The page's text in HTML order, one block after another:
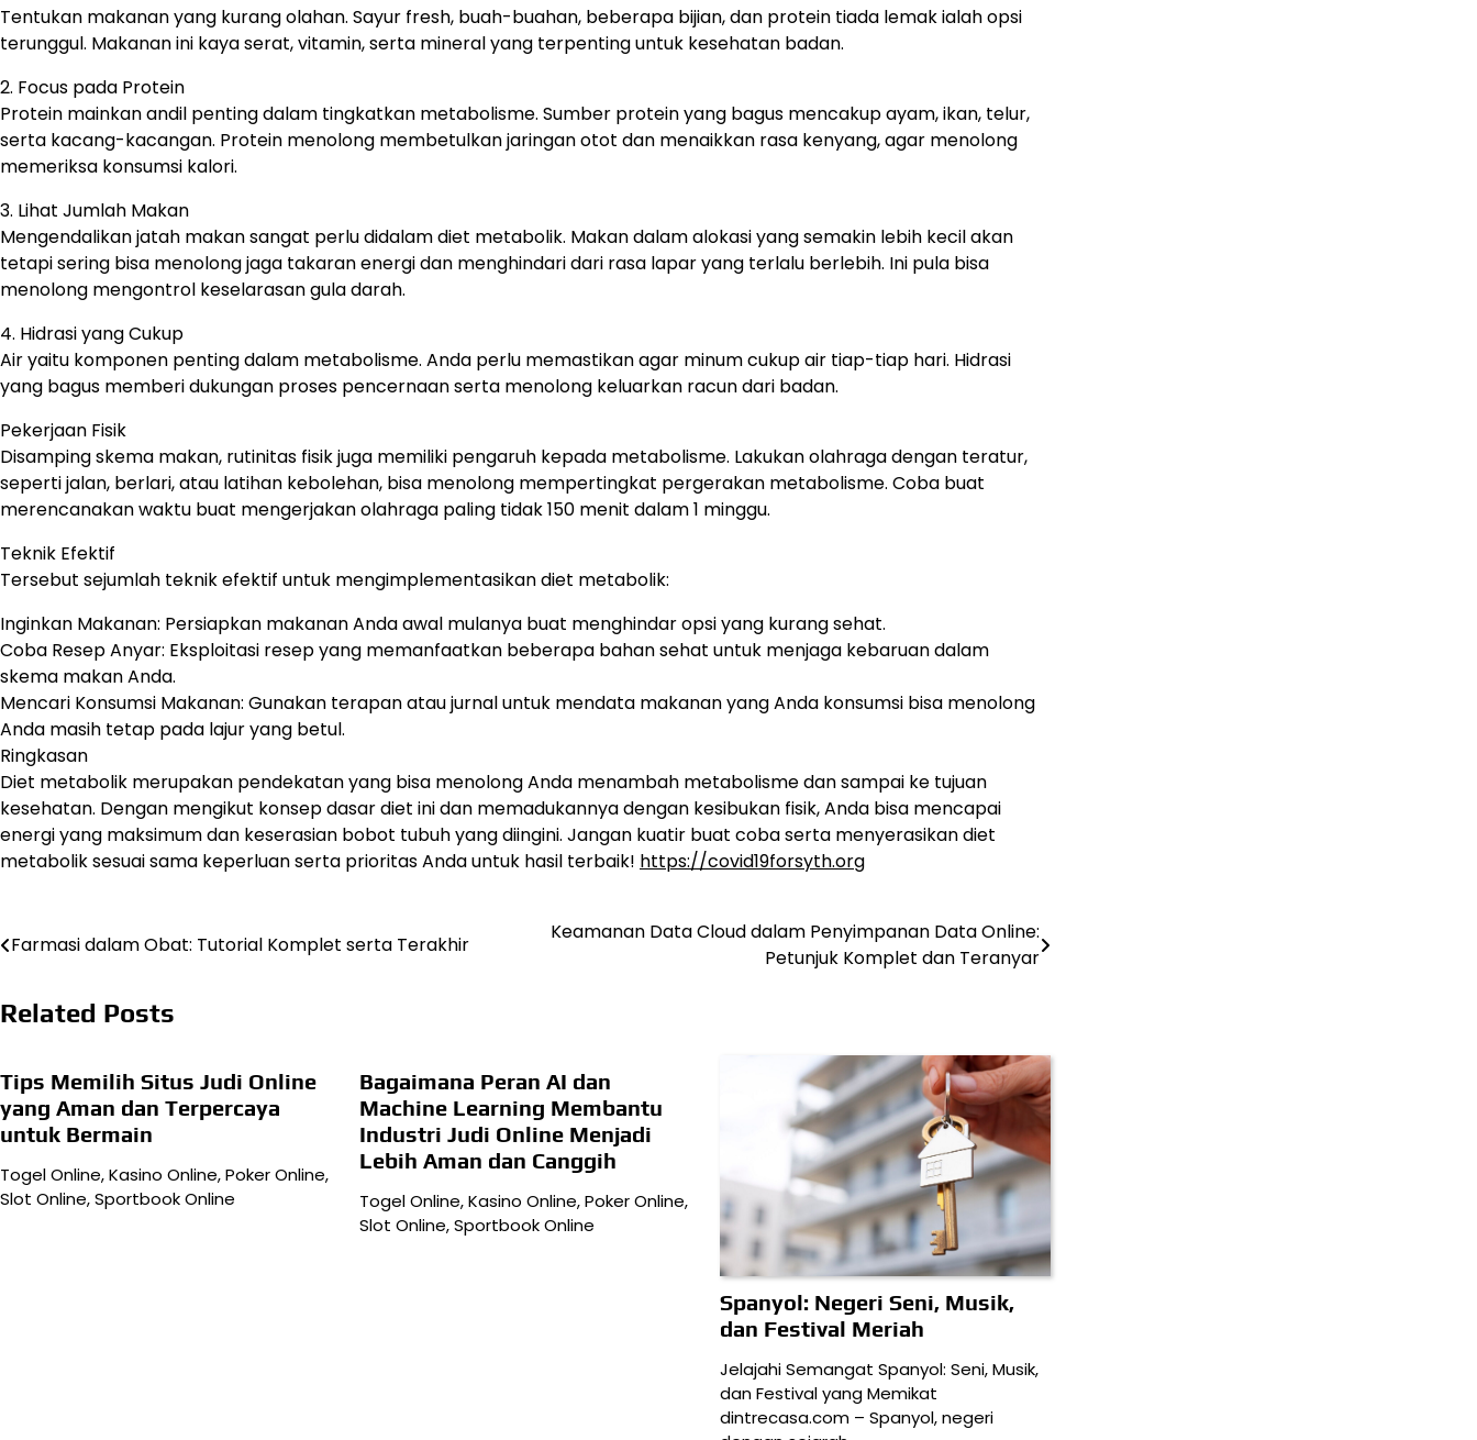
Tentukan makanan yang kurang olahan. Sayur fresh, buah-buahan, beberapa bijian, dan protein tiada lemak ialah opsi
terunggul. Makanan ini kaya serat, vitamin, serta mineral yang terpenting untuk kesehatan badan.
2. Focus pada Protein
Protein mainkan andil penting dalam tingkatkan metabolisme. Sumber protein yang bagus mencakup ayam, ikan, telur,
serta kacang-kacangan. Protein menolong membetulkan jaringan otot dan menaikkan rasa kenyang, agar menolong
memeriksa konsumsi kalori.
3. Lihat Jumlah Makan
Mengendalikan jatah makan sangat perlu didalam diet metabolik. Makan dalam alokasi yang semakin lebih kecil akan
tetapi sering bisa menolong jaga takaran energi dan menghindari dari rasa lapar yang terlalu berlebih. Ini pula bisa
menolong mengontrol keselarasan gula darah.
4. Hidrasi yang Cukup
Air yaitu komponen penting dalam metabolisme. Anda perlu memastikan agar minum cukup air tiap-tiap hari. Hidrasi
yang bagus memberi dukungan proses pencernaan serta menolong keluarkan racun dari badan.
Pekerjaan Fisik
Disamping skema makan, rutinitas fisik juga memiliki pengaruh kepada metabolisme. Lakukan olahraga dengan teratur,
seperti jalan, berlari, atau latihan kebolehan, bisa menolong mempertingkat pergerakan metabolisme. Coba buat
merencanakan waktu buat mengerjakan olahraga paling tidak 150 menit dalam 1 minggu.
Teknik Efektif
Tersebut sejumlah teknik efektif untuk mengimplementasikan diet metabolik:
Inginkan Makanan: Persiapkan makanan Anda awal mulanya buat menghindar opsi yang kurang sehat.
Coba Resep Anyar: Eksploitasi resep yang memanfaatkan beberapa bahan sehat untuk menjaga kebaruan dalam
skema makan Anda.
Mencari Konsumsi Makanan: Gunakan terapan atau jurnal untuk mendata makanan yang Anda konsumsi bisa menolong
Anda masih tetap pada lajur yang betul.
Ringkasan
Diet metabolik merupakan pendekatan yang bisa menolong Anda menambah metabolisme dan sampai ke tujuan
kesehatan. Dengan mengikut konsep dasar diet ini dan memadukannya dengan kesibukan fisik, Anda bisa mencapai
energi yang maksimum dan keserasian bobot tubuh yang diingini. Jangan kuatir buat coba serta menyerasikan diet
metabolik sesuai sama keperluan serta prioritas Anda untuk hasil terbaik! https://covid19forsyth.org
Navigasi
Farmasi dalam Obat: Tutorial Komplet serta Terakhir
Keamanan Data Cloud dalam Penyimpanan Data Online:
Petunjuk Komplet dan Teranyar
Related Posts
Tips Memilih Situs Judi Online
yang Aman dan Terpercaya
untuk Bermain
Togel Online, Kasino Online, Poker Online,
Slot Online, Sportbook Online
Bagaimana Peran AI dan
Machine Learning Membantu
Industri Judi Online Menjadi
Lebih Aman dan Canggih
Togel Online, Kasino Online, Poker Online,
Slot Online, Sportbook Online
Spanyol: Negeri Seni, Musik,
dan Festival Meriah
Jelajahi Semangat Spanyol: Seni, Musik,
dan Festival yang Memikat
dintrecasa.com – Spanyol, negeri